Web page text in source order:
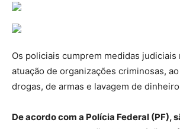
Os policiais cumprem medidas judiciais
atuação de organizações criminosas,
drogas, de armas e lavagem de
De acordo com a Polícia Federal (PF),